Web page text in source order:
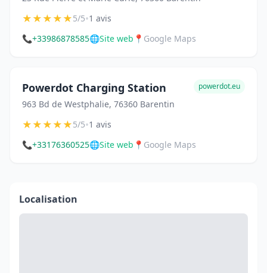
★★★★★5/5•1 avis
📞+33986878585🌐Site web 📍 Google Maps
Powerdot Charging Station
963 Bd de Westphalie, 76360 Barentin
powerdot.eu
★★★★★5/5•1 avis
📞+33176360525🌐Site web 📍 Google Maps
Localisation